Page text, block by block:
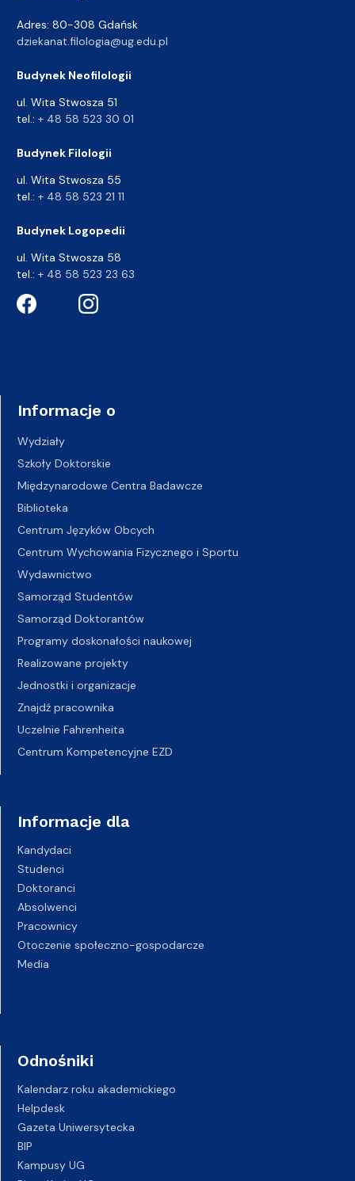
Adres: 80-308 Gdańsk
dziekanat.filologia@ug.edu.pl
Budynek Neofilologii
ul. Wita Stwosza 51
tel.: + 48 58 523 30 01
Budynek Filologii
ul. Wita Stwosza 55
tel.: + 48 58 523 21 11
Budynek Logopedii
ul. Wita Stwosza 58
tel.: + 48 58 523 23 63
Informacje o
Wydziały
Szkoły Doktorskie
Międzynarodowe Centra Badawcze
Biblioteka
Centrum Języków Obcych
Centrum Wychowania Fizycznego i Sportu
Wydawnictwo
Samorząd Studentów
Samorząd Doktorantów
Programy doskonałości naukowej
Realizowane projekty
Jednostki i organizacje
Znajdź pracownika
Uczelnie Fahrenheita
Centrum Kompetencyjne EZD
Informacje dla
Kandydaci
Studenci
Doktoranci
Absolwenci
Pracownicy
Otoczenie społeczno-gospodarcze
Media
Odnośniki
Kalendarz roku akademickiego
Helpdesk
Gazeta Uniwersytecka
BIP
Kampusy UG